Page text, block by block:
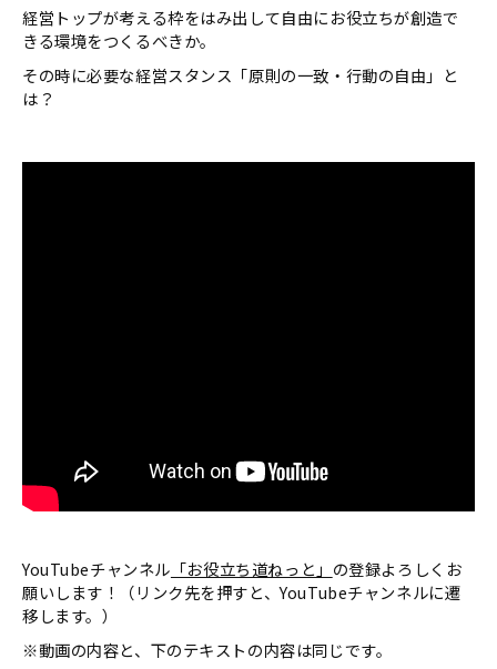
経営トップが考える枠をはみ出して自由にお役立ちが創造で
きる環境をつくるべきか。
その時に必要な経営スタンス「原則の一致・行動の自由」と
は？
YouTubeチャンネル 「お役立ち道ねっと」 の登録よろしくお
願いします！（リンク先を押すと、YouTubeチャンネルに遷
移します。）
※動画の内容と、下のテキストの内容は同じです。